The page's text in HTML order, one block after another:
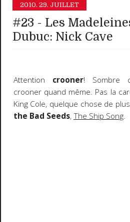
2010. 29. JUILLET
#23 - Les
Dubuc: Nick Cave
Attention crooner! Sombre
crooner quand même. Pas la
King Cole, quelque chose de
the Bad Seeds,The Ship Song.